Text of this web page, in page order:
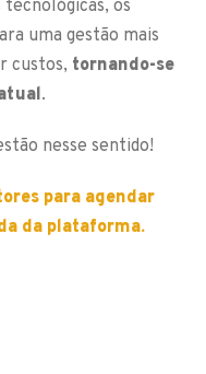
os
uma gestão mais
custos, tornando-se
.
nesse sentido!
para agendar
da plataforma.